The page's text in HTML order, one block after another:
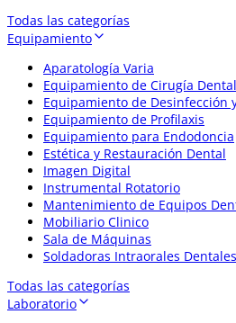
Todas las categorías
Equipamiento
Aparatología Varia
Equipamiento de Cirugía Dental
Equipamiento de Desinfección
Equipamiento de Profilaxis
Equipamiento para Endodoncia
Estética y Restauración Dental
Imagen Digital
Instrumental Rotatorio
Mantenimiento de Equipos
Mobiliario Clinico
Sala de Máquinas
Soldadoras Intraorales Dentales
Todas las categorías
Laboratorio